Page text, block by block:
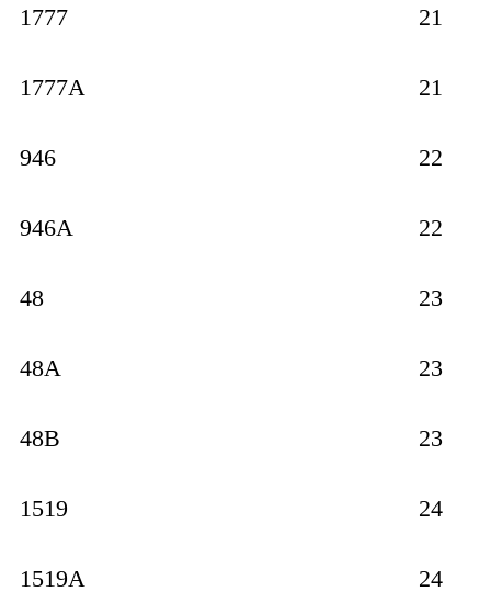
1777 21
1777A 21
946 22
946A 22
48 23
48A 23
48B 23
1519 24
1519A 24